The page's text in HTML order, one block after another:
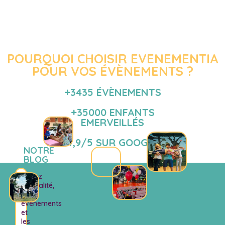
POURQUOI CHOISIR EVENEMENTIA
POUR VOS ÉVÈNEMENTS ?
+3435 ÉVÈNEMENTS
+35000 ENFANTS
EMERVEILLÉS
4,9/5 SUR GOOGLE
NOTRE
BLOG
Suivez
l’actualité,
les
événements
et
les